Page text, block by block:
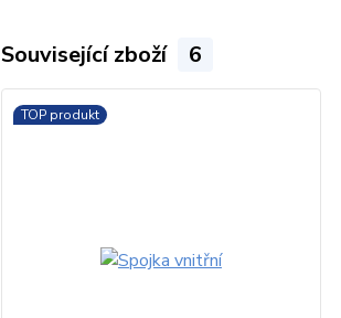
Související zboží 6
TOP produkt